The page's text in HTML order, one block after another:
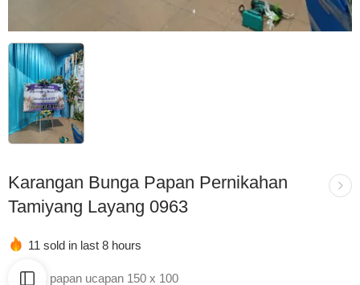
Karangan Bunga Papan Pernikahan
Tamiyang Layang 0963
11 sold in last 8 hours
Ukuran papan ucapan 150 x 100